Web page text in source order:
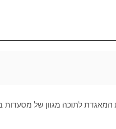
המאגדת לתוכה מגוון של